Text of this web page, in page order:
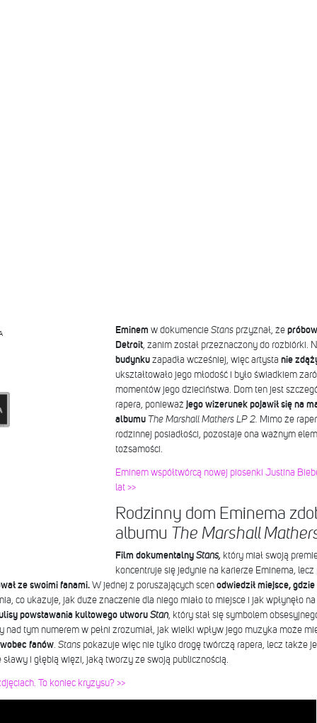
Eminem w dokumencie Stansprzyznał, że
Detroit, zanim został przeznaczony do rozbiórki.
budynkuzapadła wcześniej, więc artysta nie
ukształtowało jego młodość i było świadkiem
momentów jego dzieciństwa. Dom ten jest
rapera, ponieważ jego wizerunek pojawił się na
albumu The Marshall Mathers LP 2. Mimo że
rodzinnej posiadłości, pozostaje ona ważnym
tożsamości.
Eminem współtwórcą nowej piosenki Justina
lat >>
Rodzinny dom Eminema
albumu The Marshall
Film dokumentalny Stans, który miał swoją
koncentruje się jedynie na karierze Eminema,
ze swoimi fanami.W jednej z poruszających scen odwiedził miejsce,
co ukazuje, jak duże znaczenie dla niego miało to miejsce i jak wpłynęło
powstawania kultowego utworu Stan, który stał się symbolem
nad tym numerem w pełni zrozumiał, jak wielki wpływ jego muzyka może
fanów. Stanspokazuje więc nie tylko drogę twórczą rapera, lecz także
i głębią więzi, jaką tworzy ze swoją publicznością.
To koniec kryzysu? >>